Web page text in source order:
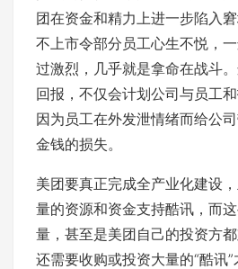
团在资金和精力上进一步陷入
不上市令部分员工心生不悦，
过激烈，几乎就是拿命在战斗
回报，不仅会计划公司与员工
因为员工在外发泄情绪而给公
金钱的损失。
美团要真正完成全产业化建设
量的资源和资金支持酷讯，而
量，甚至是美团自己的投资方
还需要收购或投资大量的“酷讯